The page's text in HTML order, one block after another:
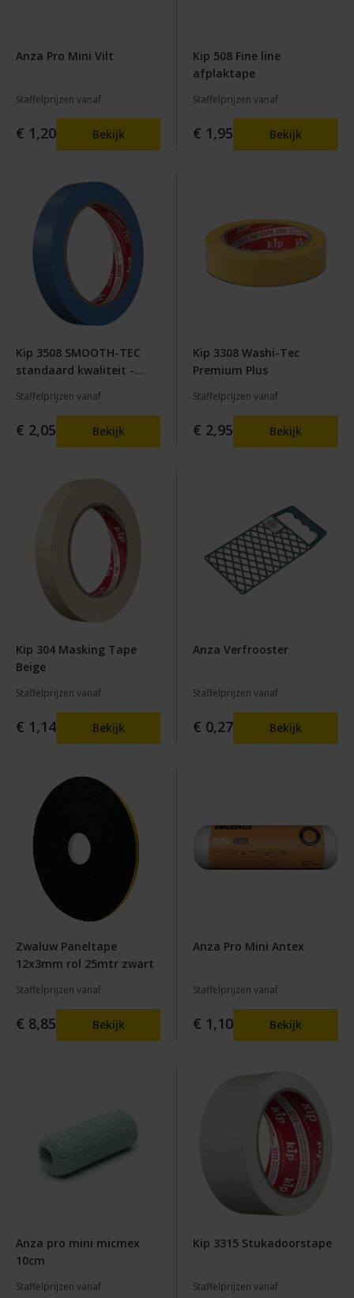
Anza Pro Mini Vilt
Staffelprijzen vanaf
€ 1,20 Bekijk
Kip 508 Fine line
afplaktape
Staffelprijzen vanaf
€ 1,95 Bekijk
Kip 3508 SMOOTH-TEC
standaard kwaliteit -
Staffelprijzen vanaf
€ 2,05 Bekijk
Kip 3308 Washi-Tec
Premium Plus
Staffelprijzen vanaf
€ 2,95 Bekijk
Kip 304 Masking Tape
Beige
Staffelprijzen vanaf
€ 1,14 Bekijk
Anza Verfrooster
Staffelprijzen vanaf
€ 0,27 Bekijk
Zwaluw Paneltape
12x3mm rol 25mtr zwart
Staffelprijzen vanaf
€ 8,85 Bekijk
Anza Pro Mini Antex
Staffelprijzen vanaf
€ 1,10 Bekijk
Anza pro mini micmex
10cm
Staffelprijzen vanaf
Kip 3315 Stukadoorstape
Staffelprijzen vanaf